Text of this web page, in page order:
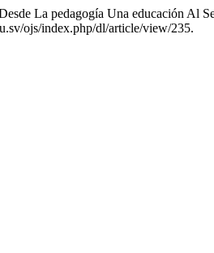
La pedagogía Una educación Al
ojs/index.php/dl/article/view/235.